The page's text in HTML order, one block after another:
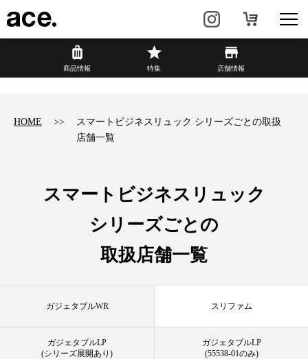
商品情報
トラベル・
カジュアル HAyU×ace.
特集 ace.とは
商品情報 特集 店舗情報
HOME
スマートビジネスリュック シリーズごとの取扱
店舗一覧
スマートビジネスリュック
シリーズごとの
取扱店舗一覧
ガジェタブルWR スリファム
ガジェタブルLP
(シリーズ展開あり)
ガジェタブルLP
(55538-01のみ)